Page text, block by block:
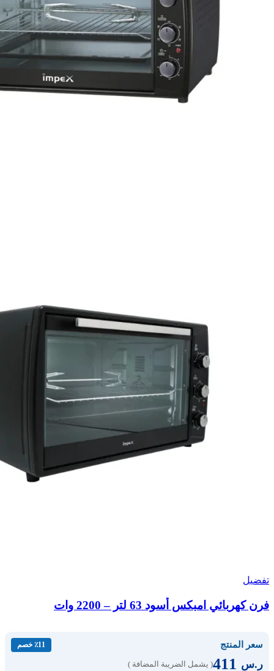
تفضيل
فرن كهربائي امبكس أسود 63 لتر – 2200 وات
سعر المنتج ٪11 خصم
ر.س ( يشمل الضريبة المضافة )